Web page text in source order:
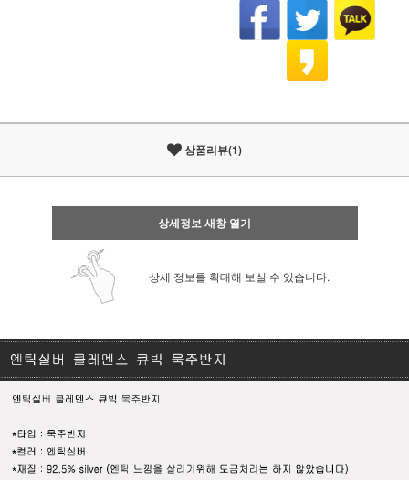
상품리뷰(1)
상세정보 새창 열기
상세 정보를 확대해 보실 수 있습니다.